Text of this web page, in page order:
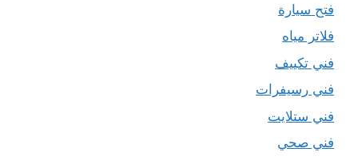
فتح سيارة
فلاتر مياه
فني تكييف
فني رسيفرات
فني ستلايت
فني صحي